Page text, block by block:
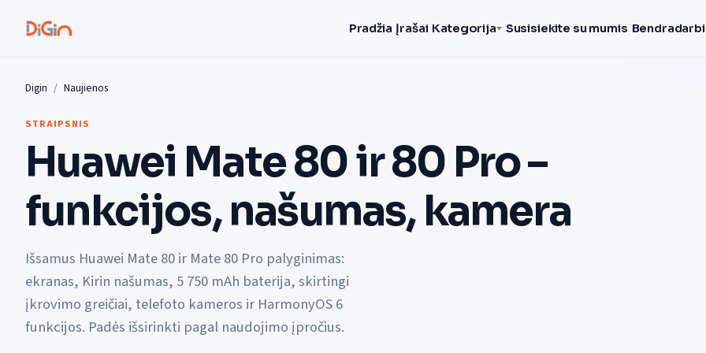
Pradžia Įrašai Kategorija Susisiekite su mumis
Digin Naujienos
STRAIPSNIS
Huawei Mate 80 ir 80 Pro –
funkcijos, našumas, kamera
Išsamus Huawei Mate 80 ir Mate 80 Pro palyginimas:
ekranas, Kirin našumas, 5 750 mAh baterija, skirtingi
įkrovimo greičiai, telefoto kameros ir HarmonyOS 6
funkcijos. Padės išsirinkti pagal naudojimo įpročius.